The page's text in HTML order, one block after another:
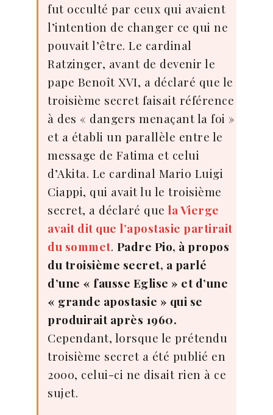
fut occulté par ceux qui avaient
l’intention de changer ce qui ne
pouvait l’être. Le cardinal
Ratzinger, avant de devenir le
pape Benoît XVI, a déclaré que le
troisième secret faisait référence
à des « dangers menaçant la foi »
et a établi un parallèle entre le
message de Fatima et celui
d’Akita. Le cardinal Mario Luigi
Ciappi, qui avait lu le troisième
secret, a déclaré que la Vierge
avait dit que l’apostasie partirait
du sommet. Padre Pio, à propos
du troisième secret, a parlé
d’une « fausse Eglise » et d’une
« grande apostasie » qui se
produirait après 1960.
Cependant, lorsque le prétendu
troisième secret a été publié en
2000, celui-ci ne disait rien à ce
sujet.